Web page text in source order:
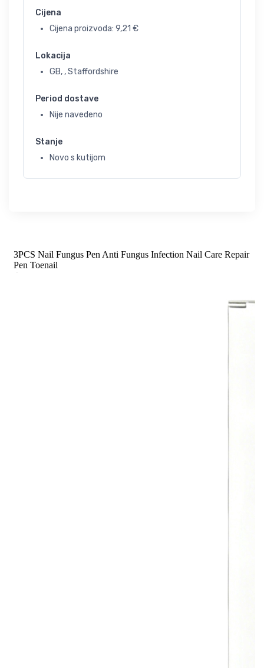
Cijena
Cijena proizvoda: 9,21 €
Lokacija
GB, , Staffordshire
Period dostave
Nije navedeno
Stanje
Novo s kutijom